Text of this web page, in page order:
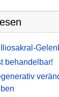
behandelbar!